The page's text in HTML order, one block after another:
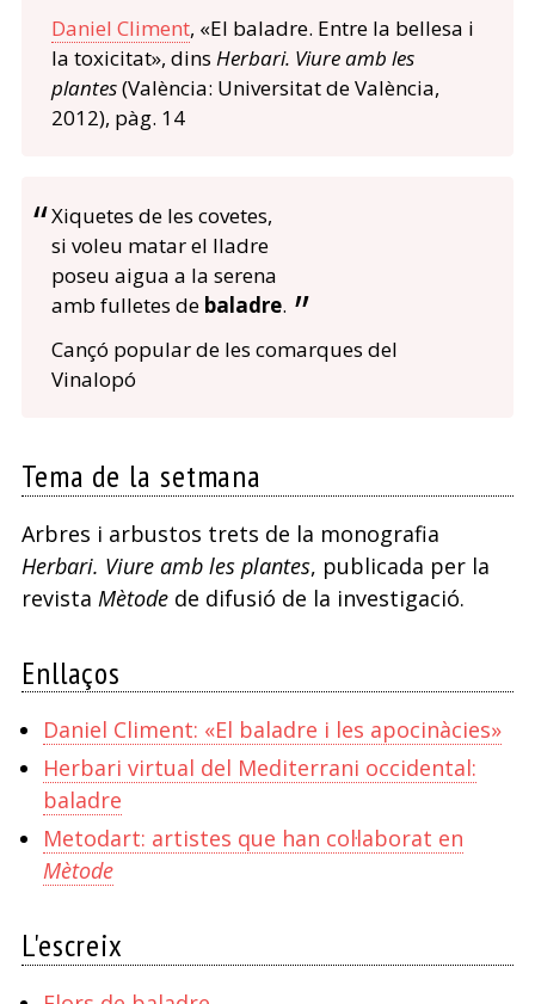
Daniel Climent, «El baladre. Entre la bellesa i
la toxicitat», dins Herbari. Viure amb les
plantes(València: Universitat de València,
2012), pàg. 14
Xiquetes de les covetes,
si voleu matar el lladre
poseu aigua a la serena
amb fulletes de baladre.
Cançó popular de les comarques del
Vinalopó
Tema de la setmana
Arbres i arbustos trets de la monografia
Herbari. Viure amb les plantes, publicada per la
revista Mètodede difusió de la investigació.
Enllaços
Daniel Climent: «El baladre i les apocinàcies»
Herbari virtual del Mediterrani occidental:
baladre
Metodart: artistes que han col·laborat en
Mètode
L'escreix